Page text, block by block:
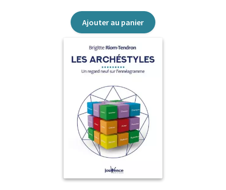
Ajouter au panier